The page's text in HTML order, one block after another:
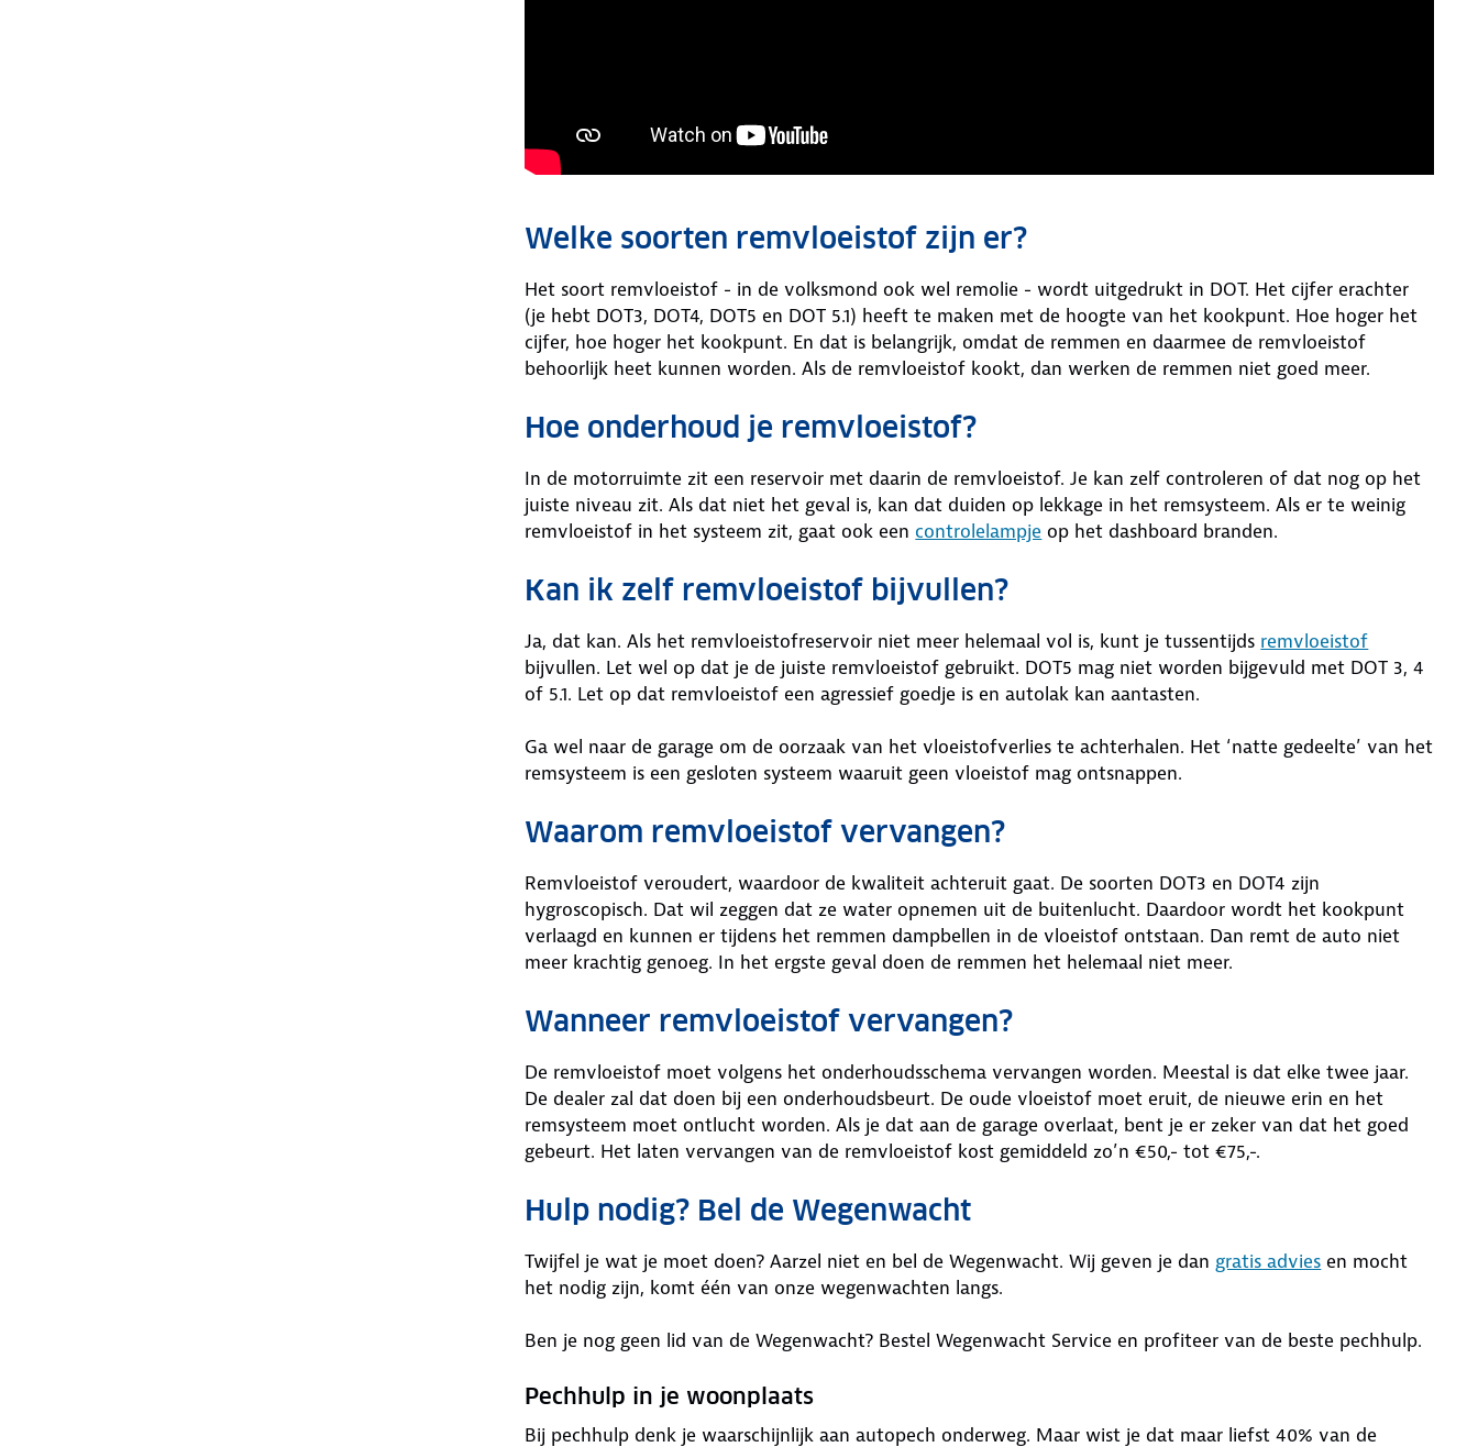
Welke soorten remvloeistof zijn er?
Het soort remvloeistof - in de volksmond ook wel remolie - wordt uitgedrukt in DOT. Het cijfer erachter
(je hebt DOT3, DOT4, DOT5 en DOT 5.1) heeft te maken met de hoogte van het kookpunt. Hoe hoger het
cijfer, hoe hoger het kookpunt. En dat is belangrijk, omdat de remmen en daarmee de remvloeistof
behoorlijk heet kunnen worden. Als de remvloeistof kookt, dan werken de remmen niet goed meer.
Hoe onderhoud je remvloeistof?
In de motorruimte zit een reservoir met daarin de remvloeistof. Je kan zelf controleren of dat nog op het
juiste niveau zit. Als dat niet het geval is, kan dat duiden op lekkage in het remsysteem. Als er te weinig
remvloeistof in het systeem zit, gaat ook een controlelampje op het dashboard branden.
Kan ik zelf remvloeistof bijvullen?
Ja, dat kan. Als het remvloeistofreservoir niet meer helemaal vol is, kunt je tussentijds remvloeistof
bijvullen. Let wel op dat je de juiste remvloeistof gebruikt. DOT5 mag niet worden bijgevuld met DOT 3, 4
of 5.1. Let op dat remvloeistof een agressief goedje is en autolak kan aantasten.
Ga wel naar de garage om de oorzaak van het vloeistofverlies te achterhalen. Het ‘natte gedeelte’ van het
remsysteem is een gesloten systeem waaruit geen vloeistof mag ontsnappen.
Waarom remvloeistof vervangen?
Remvloeistof veroudert, waardoor de kwaliteit achteruit gaat. De soorten DOT3 en DOT4 zijn
hygroscopisch. Dat wil zeggen dat ze water opnemen uit de buitenlucht. Daardoor wordt het kookpunt
verlaagd en kunnen er tijdens het remmen dampbellen in de vloeistof ontstaan. Dan remt de auto niet
meer krachtig genoeg. In het ergste geval doen de remmen het helemaal niet meer.
Wanneer remvloeistof vervangen?
De remvloeistof moet volgens het onderhoudsschema vervangen worden. Meestal is dat elke twee jaar.
De dealer zal dat doen bij een onderhoudsbeurt. De oude vloeistof moet eruit, de nieuwe erin en het
remsysteem moet ontlucht worden. Als je dat aan de garage overlaat, bent je er zeker van dat het goed
gebeurt. Het laten vervangen van de remvloeistof kost gemiddeld zo’n €50,- tot €75,-.
Hulp nodig? Bel de Wegenwacht
Twijfel je wat je moet doen? Aarzel niet en bel de Wegenwacht. Wij geven je dan gratis advies en mocht
het nodig zijn, komt één van onze wegenwachten langs.
Ben je nog geen lid van de Wegenwacht? Bestel Wegenwacht Service en profiteer van de beste pechhulp.
Pechhulp in je woonplaats
Bij pechhulp denk je waarschijnlijk aan autopech onderweg. Maar wist je dat maar liefst 40% van de